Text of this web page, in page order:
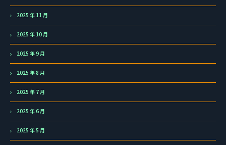
2025 年 11 月
2025 年 10 月
2025 年 9 月
2025 年 8 月
2025 年 7 月
2025 年 6 月
2025 年 5 月